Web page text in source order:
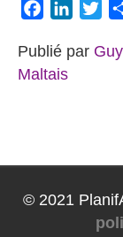
Facebook
Publié par
Maltais
© 2021